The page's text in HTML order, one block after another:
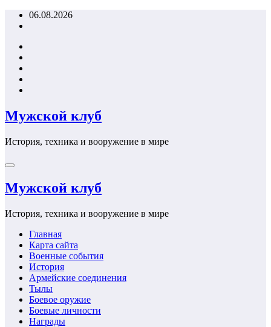
Перейти06.08.2026
Мужской клуб
История, техника и вооружение в мире
Мужской клуб
История, техника и вооружение в мире
Главная
Карта сайта
Военные события
История
Армейские соединения
Тылы
Боевое оружие
Боевые личности
Награды